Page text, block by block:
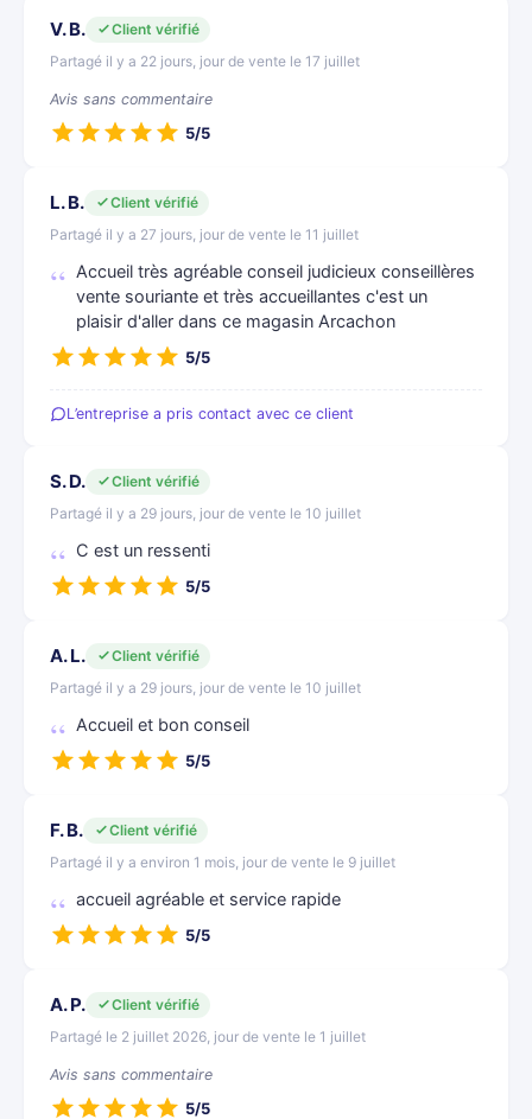
V. B.
Client vérifié
Partagé il y a 22 jours, jour de vente le 17 juillet
Avis sans commentaire
5/5
L. B.
Client vérifié
Partagé il y a 27 jours, jour de vente le 11 juillet
Accueil très agréable conseil judicieux conseillères
vente souriante et très accueillantes c'est un
plaisir d'aller dans ce magasin Arcachon
5/5
L’entreprise a pris contact avec ce client
S. D.
Client vérifié
Partagé il y a 29 jours, jour de vente le 10 juillet
C est un ressenti
5/5
A. L.
Client vérifié
Partagé il y a 29 jours, jour de vente le 10 juillet
Accueil et bon conseil
5/5
F. B.
Client vérifié
Partagé il y a environ 1 mois, jour de vente le 9 juillet
accueil agréable et service rapide
5/5
A. P.
Client vérifié
Partagé le 2 juillet 2026, jour de vente le 1 juillet
Avis sans commentaire
5/5